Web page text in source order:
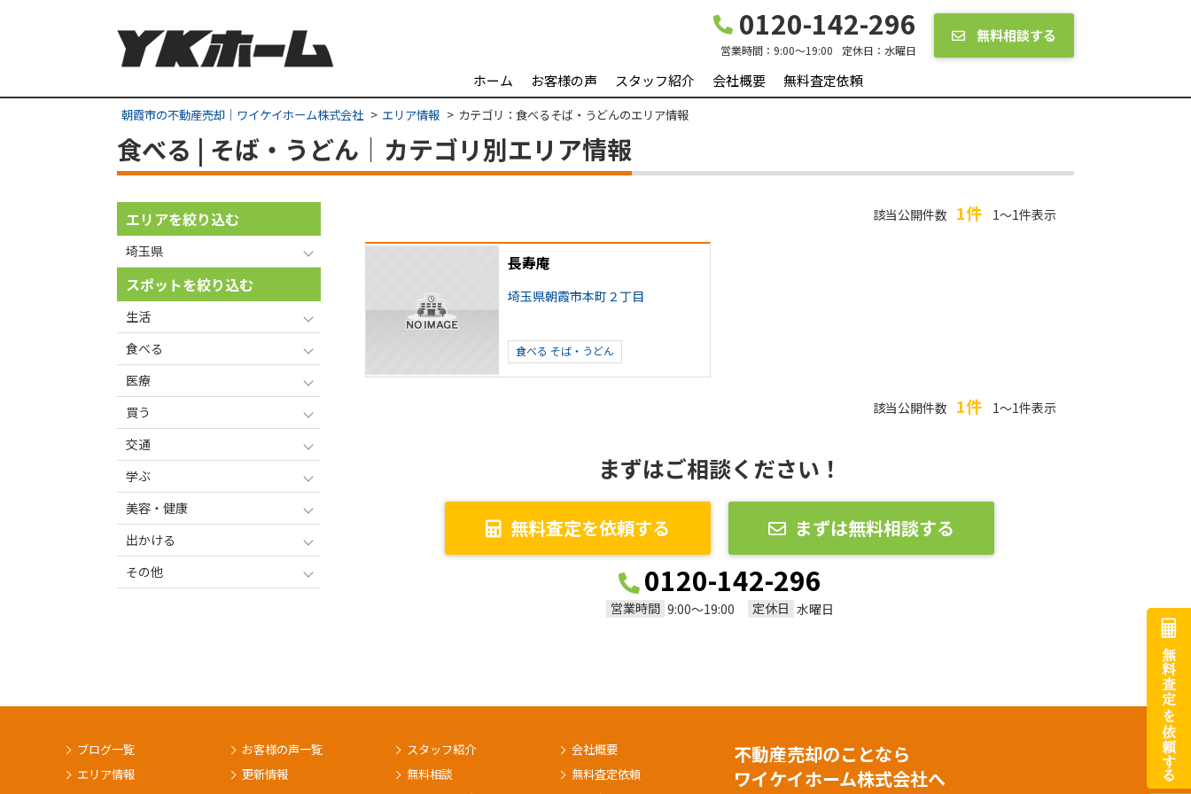
0120-142-296
営業時間： 9:00～19:00 定休日： 水曜日
無料相談する
ホーム お客様の声 スタッフ紹介 会社概要 無料査定依頼
朝霞市の不動産売却｜ワイケイホーム株式会社 エリア情報 カテゴリ：食べるそば・うどんのエリア情報
食べる | そば・うどん｜カテゴリ別エリア情報
該当公開件数 1件 1～1件表示
長寿庵
埼玉県朝霞市本町２丁目
食べる そば・うどん
該当公開件数 1件 1～1件表示
まずはご相談ください！
無料査定を依頼する まずは無料相談する
0120-142-296
営業時間 9:00～19:00 定休日 水曜日
エリアを絞り込む
埼玉県
スポットを絞り込む
生活
食べる
医療
買う
交通
学ぶ
美容・健康
出かける
その他
ブログ一覧
エリア情報
お客様の声一覧
更新情報
スタッフ紹介
無料相談
会社概要
無料査定依頼
不動産売却のことなら
ワイケイホーム株式会社へ